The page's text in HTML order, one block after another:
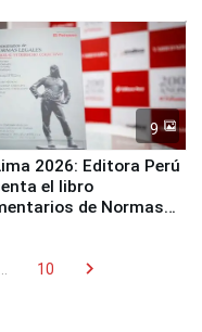
Lima 2027
9
2026: Editora Perú
el libro
de Normas
10 chevron_right